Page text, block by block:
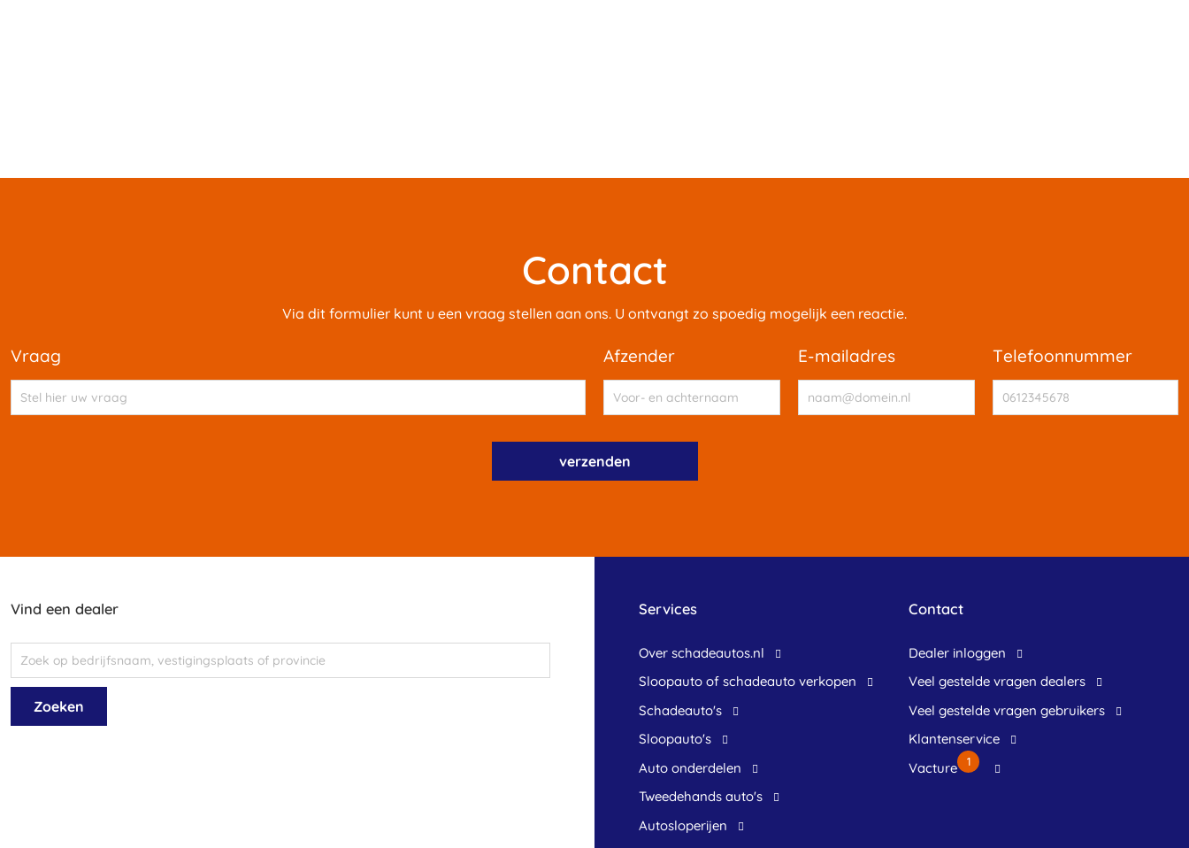
Contact
Via dit formulier kunt u een vraag stellen aan ons. U ontvangt zo spoedig mogelijk een reactie.
vraag afzender e-mailadres telefoonnummer
Vind een dealer Services
Over schadeautos.nl
Sloopauto of schadeauto verkopen
Schadeauto's
Sloopauto's
Auto onderdelen
Tweedehands auto's
Autosloperijen
Contact
dealer inloggen
veel gestelde vragen dealers
veel gestelde vragen gebruikers
klantenservice
Vacture
1